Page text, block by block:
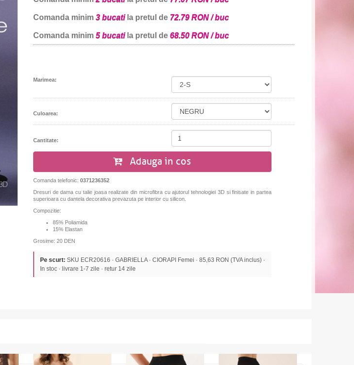
Comanda minim 3 bucatila pretul de 72.79 RON / buc
Comanda minim 5 bucatila pretul de 68.50 RON / buc
Marimea:
Culoarea:
Cantitate:
Adauga in cos
Comanda telefonic: 0371236352
Dresuri de dama cu talie joasa realizate din microfibra cu ajutorul tehnologiei 3D si finisate in partea
superioara cu dantela decorativa prevazuta pe interior cu silicon.
Compozitie:
85% Poliamida
15% Elastan
Grosime: 20 DEN
Pe scurt: SKU ECR20616 · GABRIELLA · CIORAPI Femei · 85,63 RON (TVA inclus) ·
In stoc · livrare 1-7 zile · retur 14 zile